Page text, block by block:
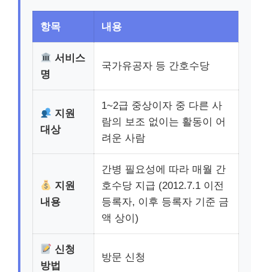
항목 내용
서비스
명
국가유공자 등 간호수당
지원
대상
1~2급 중상이자 중 다른 사
람의 보조 없이는 활동이 어
려운 사람
지원
내용
간병 필요성에 따라 매월 간
호수당 지급 (2012.7.1 이전
등록자, 이후 등록자 기준 금
액 상이)
신청
방법
방문 신청